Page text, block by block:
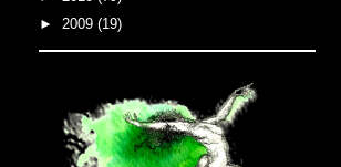
► 2009 (19)